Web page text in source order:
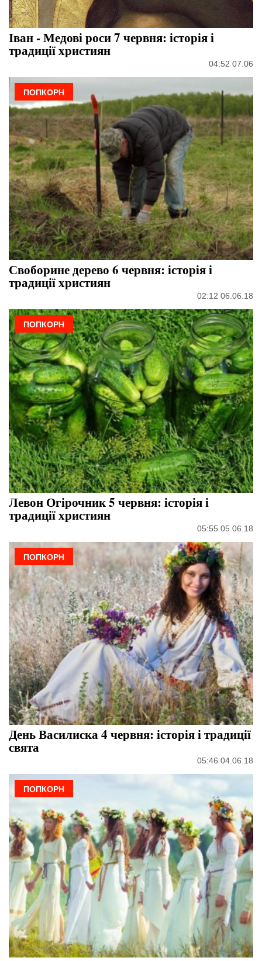
Іван - Медові роси 7 червня: історія і
традиції християн
04:52 07.06
ПОПКОРН
Своборине дерево 6 червня: історія і
традиції християн
02:12 06.06.18
ПОПКОРН
Левон Огірочник 5 червня: історія і
традиції християн
05:55 05.06.18
ПОПКОРН
День Василиска 4 червня: історія і традиції
свята
05:46 04.06.18
ПОПКОРН